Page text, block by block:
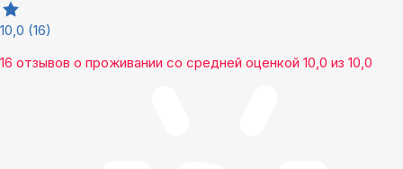
10,0 (16)
16 отзывов о проживании со средней оценкой 10,0 из 10,0